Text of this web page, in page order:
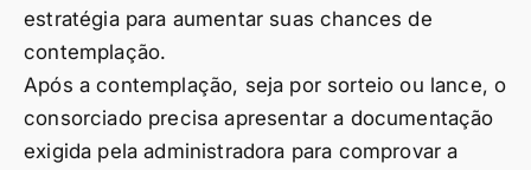
estratégia para aumentar suas chances de
contemplação.
Após a contemplação, seja por sorteio ou lance, o
consorciado precisa apresentar a documentação
exigida pela administradora para comprovar a